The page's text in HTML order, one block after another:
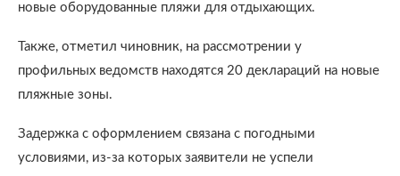
новые оборудованные пляжи для отдыхающих.
Также, отметил чиновник, на рассмотрении у
профильных ведомств находятся 20 деклараций на новые
пляжные зоны.
Задержка с оформлением связана с погодными
условиями, из-за которых заявители не успели